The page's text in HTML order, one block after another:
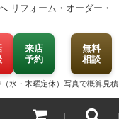
リフォーム・オーダー・
来店
予約
水・木曜定休）
無料
相談
写真で概算見積